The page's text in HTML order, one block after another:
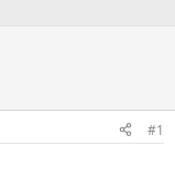
#1